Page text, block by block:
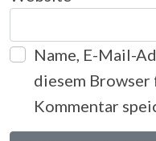
Name, E-Mail-
diesem Browser
Kommentar